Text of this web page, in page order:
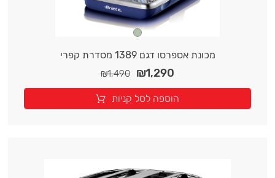
מכונת אספרסו דגם 1389 מסדרת קפרי
₪1,290
₪1,490
הוספה לסל קניות